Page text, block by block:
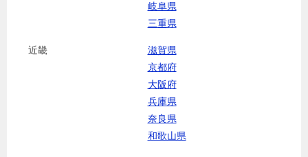
岐阜県
三重県
近畿
滋賀県
京都府
大阪府
兵庫県
奈良県
和歌山県